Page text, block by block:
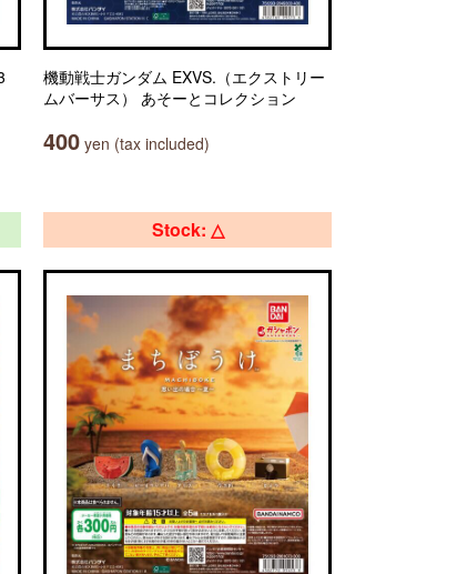
機動戦士ガンダム EXVS.（エクストリー
ムバーサス） あそーとコレクション
400 yen (tax included)
Stock: △